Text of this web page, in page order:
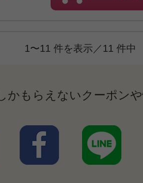
1〜11 件を表示／11 件中
かもらえないクーポン